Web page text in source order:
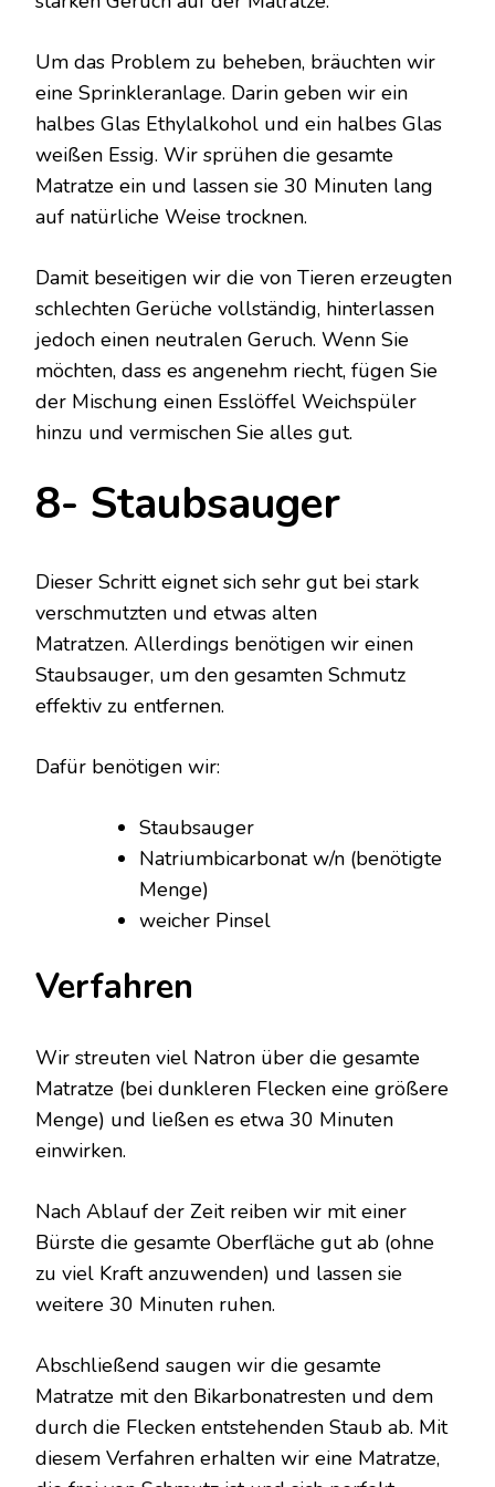
Um das Problem zu beheben, bräuchten wir
eine Sprinkleranlage. Darin geben wir ein
halbes Glas Ethylalkohol und ein halbes Glas
weißen Essig. Wir sprühen die gesamte
Matratze ein und lassen sie 30 Minuten lang
auf natürliche Weise trocknen.
Damit beseitigen wir die von Tieren erzeugten
schlechten Gerüche vollständig, hinterlassen
jedoch einen neutralen Geruch. Wenn Sie
möchten, dass es angenehm riecht, fügen Sie
der Mischung einen Esslöffel Weichspüler
hinzu und vermischen Sie alles gut.
8- Staubsauger
Dieser Schritt eignet sich sehr gut bei stark
verschmutzten und etwas alten
Matratzen. Allerdings benötigen wir einen
Staubsauger, um den gesamten Schmutz
effektiv zu entfernen.
Dafür benötigen wir:
Staubsauger
Natriumbicarbonat w/n (benötigte
Menge)
weicher Pinsel
Verfahren
Wir streuten viel Natron über die gesamte
Matratze (bei dunkleren Flecken eine größere
Menge) und ließen es etwa 30 Minuten
einwirken.
Nach Ablauf der Zeit reiben wir mit einer
Bürste die gesamte Oberfläche gut ab (ohne
zu viel Kraft anzuwenden) und lassen sie
weitere 30 Minuten ruhen.
Abschließend saugen wir die gesamte
Matratze mit den Bikarbonatresten und dem
durch die Flecken entstehenden Staub ab. Mit
diesem Verfahren erhalten wir eine Matratze,